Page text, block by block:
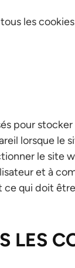
les
pour
lorsque le
le site
et à
qui doit
LES